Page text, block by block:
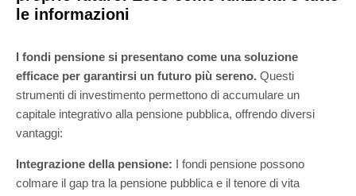
le informazioni
I fondi pensione si presentano come una soluzione
efficace per garantirsi un futuro più sereno. Questi
strumenti di investimento permettono di accumulare un
capitale integrativo alla pensione pubblica, offrendo diversi
vantaggi:
Integrazione della pensione: I fondi pensione possono
colmare il gap tra la pensione pubblica e il tenore di vita